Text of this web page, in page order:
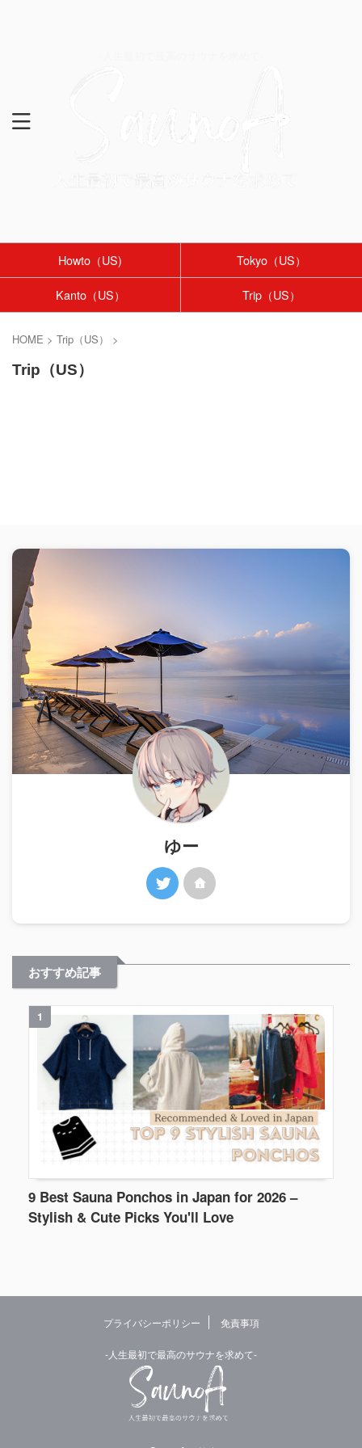
Howto（US) Tokyo（US）
Kanto（US） Trip（US）
HOME > Trip（US） >
Trip（US）
ゆー
おすすめ記事
1
9 Best Sauna Ponchos in Japan for 2026 –
Stylish & Cute Picks You'll Love
プライバシーポリシー 免責事項
-人生最初で最高のサウナを求めて-